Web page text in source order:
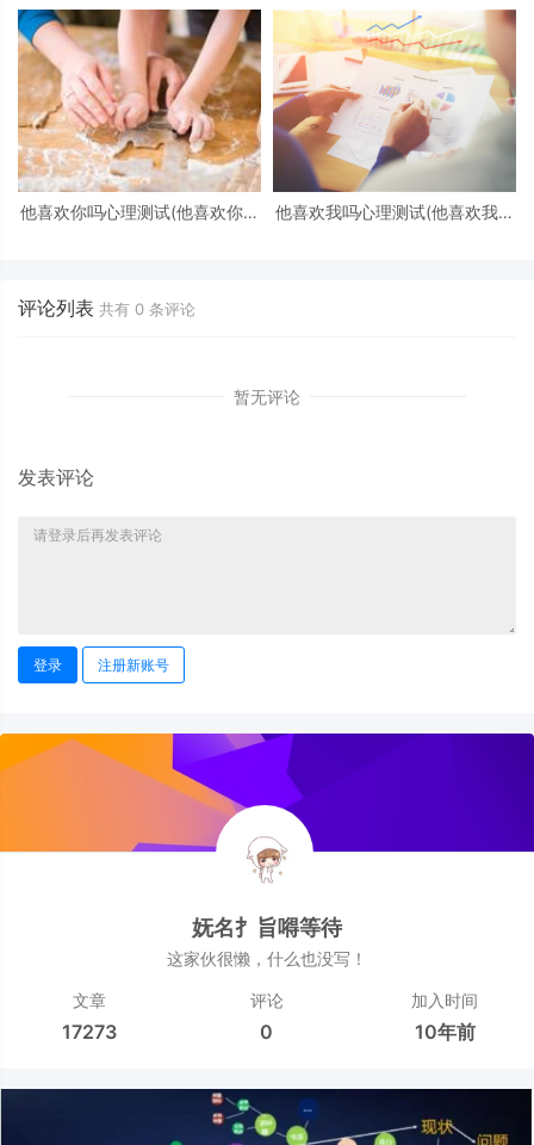
他喜欢你吗心理测试(他喜欢你吗
他喜欢我吗心理测试(他喜欢我吗
评论列表 共有 0 条评论
暂无评论
发表评论
登录 注册新账号
妩名扌旨嘚等待
这家伙很懒，什么也没写！
文章
17273
评论
0
加入时间
10年前